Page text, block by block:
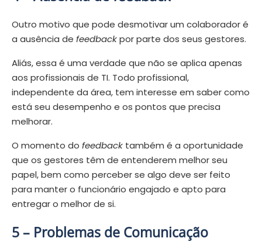
Outro motivo que pode desmotivar um colaborador é
a ausência de feedbackpor parte dos seus gestores.
Aliás, essa é uma verdade que não se aplica apenas
aos profissionais de TI. Todo profissional,
independente da área, tem interesse em saber como
está seu desempenho e os pontos que precisa
melhorar.
O momento do feedback também é a oportunidade
que os gestores têm de entenderem melhor seu
papel, bem como perceber se algo deve ser feito
para manter o funcionário engajado e apto para
entregar o melhor de si.
5 – Problemas de Comunicação